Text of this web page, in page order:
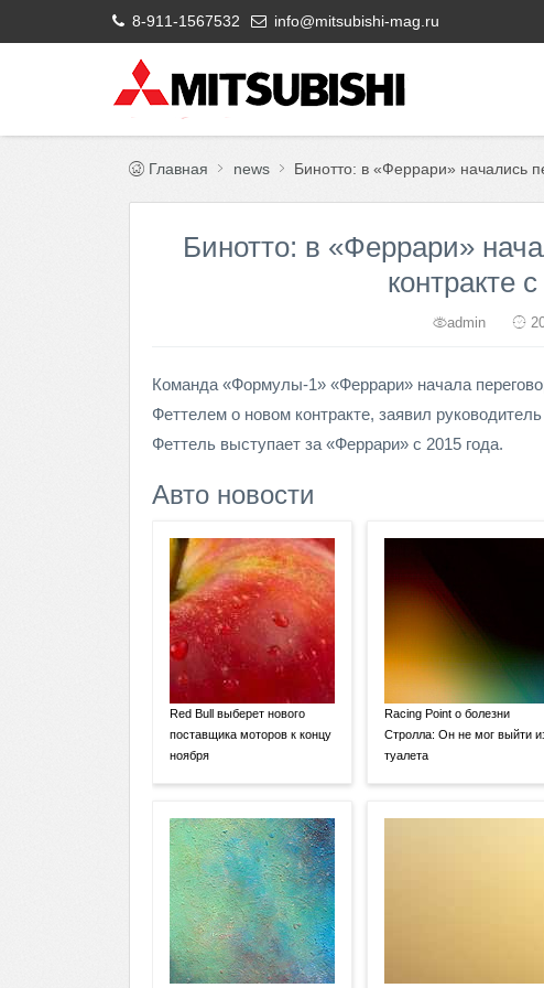
8-911-1567532 info@mitsubishi-mag.ru
Главная news Бинотто: в «Феррари» начались
Бинотто: в «Феррари»
контракте
admin
Команда «Формулы-1» «Феррари» начала
Феттелем о новом контракте, заявил
Феттель выступает за «Феррари» с 2015 года.
Авто новости
Red Bull выберет нового
поставщика моторов к концу
ноября
Racing Point о болезни
Стролла: Он не мог выйти
туалета